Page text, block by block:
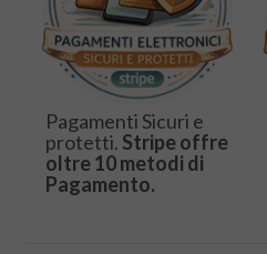
Pagamenti Sicuri e
protetti. Stripe offre
oltre 10 metodi di
Pagamento.